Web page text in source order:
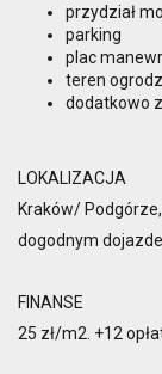
przydział
parking
plac
teren
dodatkowo
LOKALIZACJA
Kraków/
dogodnym
FINANSE
25 zł/m2. +12